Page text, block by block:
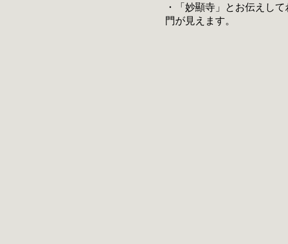
・「妙顯寺」とお伝えし
門が見えます。